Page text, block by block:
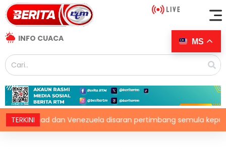
INFO CUACA
TERKINI
dan Venezuela disaran pertimbang semula keputusan tarik
MS